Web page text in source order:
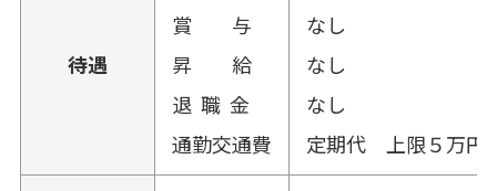
待遇
賞 与
昇 給
退 職 金
通勤交通費
なし
なし
なし
定期代 上限５万円/